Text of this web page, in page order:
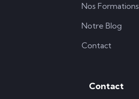
Nos Formations
Notre Blog
Contact
Contact